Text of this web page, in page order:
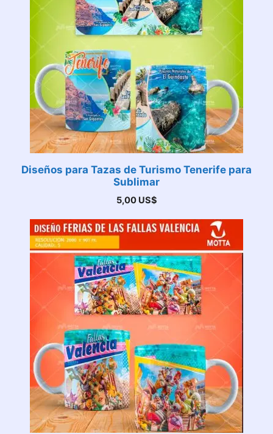
Diseños para Tazas de Turismo Tenerife para
Sublimar
5,00 US$